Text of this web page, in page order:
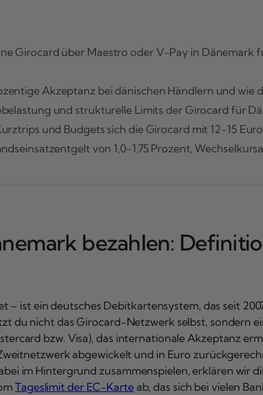
Girocard über Maestro oder V-Pay in Dänemark
Akzeptanz bei dänischen Händlern und wie
und strukturelle Limits der Girocard für
und Budgets sich die Girocard mit 12-15
von 1,0-1,75 Prozent,
bezahlen:
– ist ein deutsches Debitkartensystem, das seit
du nicht das Girocard-Netzwerk selbst, sondern
bzw. Visa), das internationale Akzeptanz
abgewickelt und in Euro
im Hintergrund zusammenspielen, erklären wir
Tageslimit der EC-Karteab, das sich bei vielen